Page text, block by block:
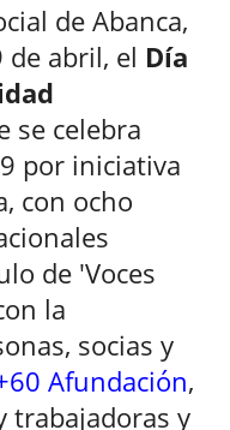
de Abanca,
abril, el Día
se celebra
por iniciativa
con ocho
de 'Voces
la
socias y
Afundación,
trabajadoras y